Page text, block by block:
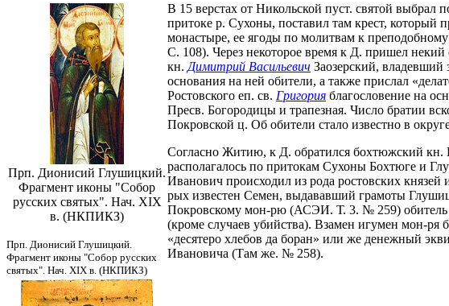
Прп. Дионисий Глушицкий.
Фрагмент иконы "Собор
русских святых". Нач. XIX
в. (НКПИКЗ)
Прп. Дионисий Глушицкий.
Фрагмент иконы "Собор русских
святых". Нач. XIX в. (НКПИКЗ)
В 15 верстах от Никольской пуст. святой
притоке р. Сухоны, поставил там крест, который
монастыре, ее ягоды по молитвам к
С. 108). Через некоторое время к Д. пришел
кн. Димитрий Васильевич Заозерский, владевший
основания на ней обители, а также прислал
Ростовского еп. св. Григория благословение на
Пресв. Богородицы и трапезная. Число братии
Покровской ц. Об обители стало известно в
Согласно Житию, к Д. обратился бохтюжский кн.
располагалось по притокам Сухоны Бохтюге и
Иванович происходил из рода ростовских
рых известен Семен, выдававший грамоты
Покровскому мон-рю (АСЭИ. Т. 3. № 259) обитель
(кроме случаев убийства). Взамен игумен мон-ря
«десятеро хлебов да боран» или же денежный
Ивановича (Там же. № 258).